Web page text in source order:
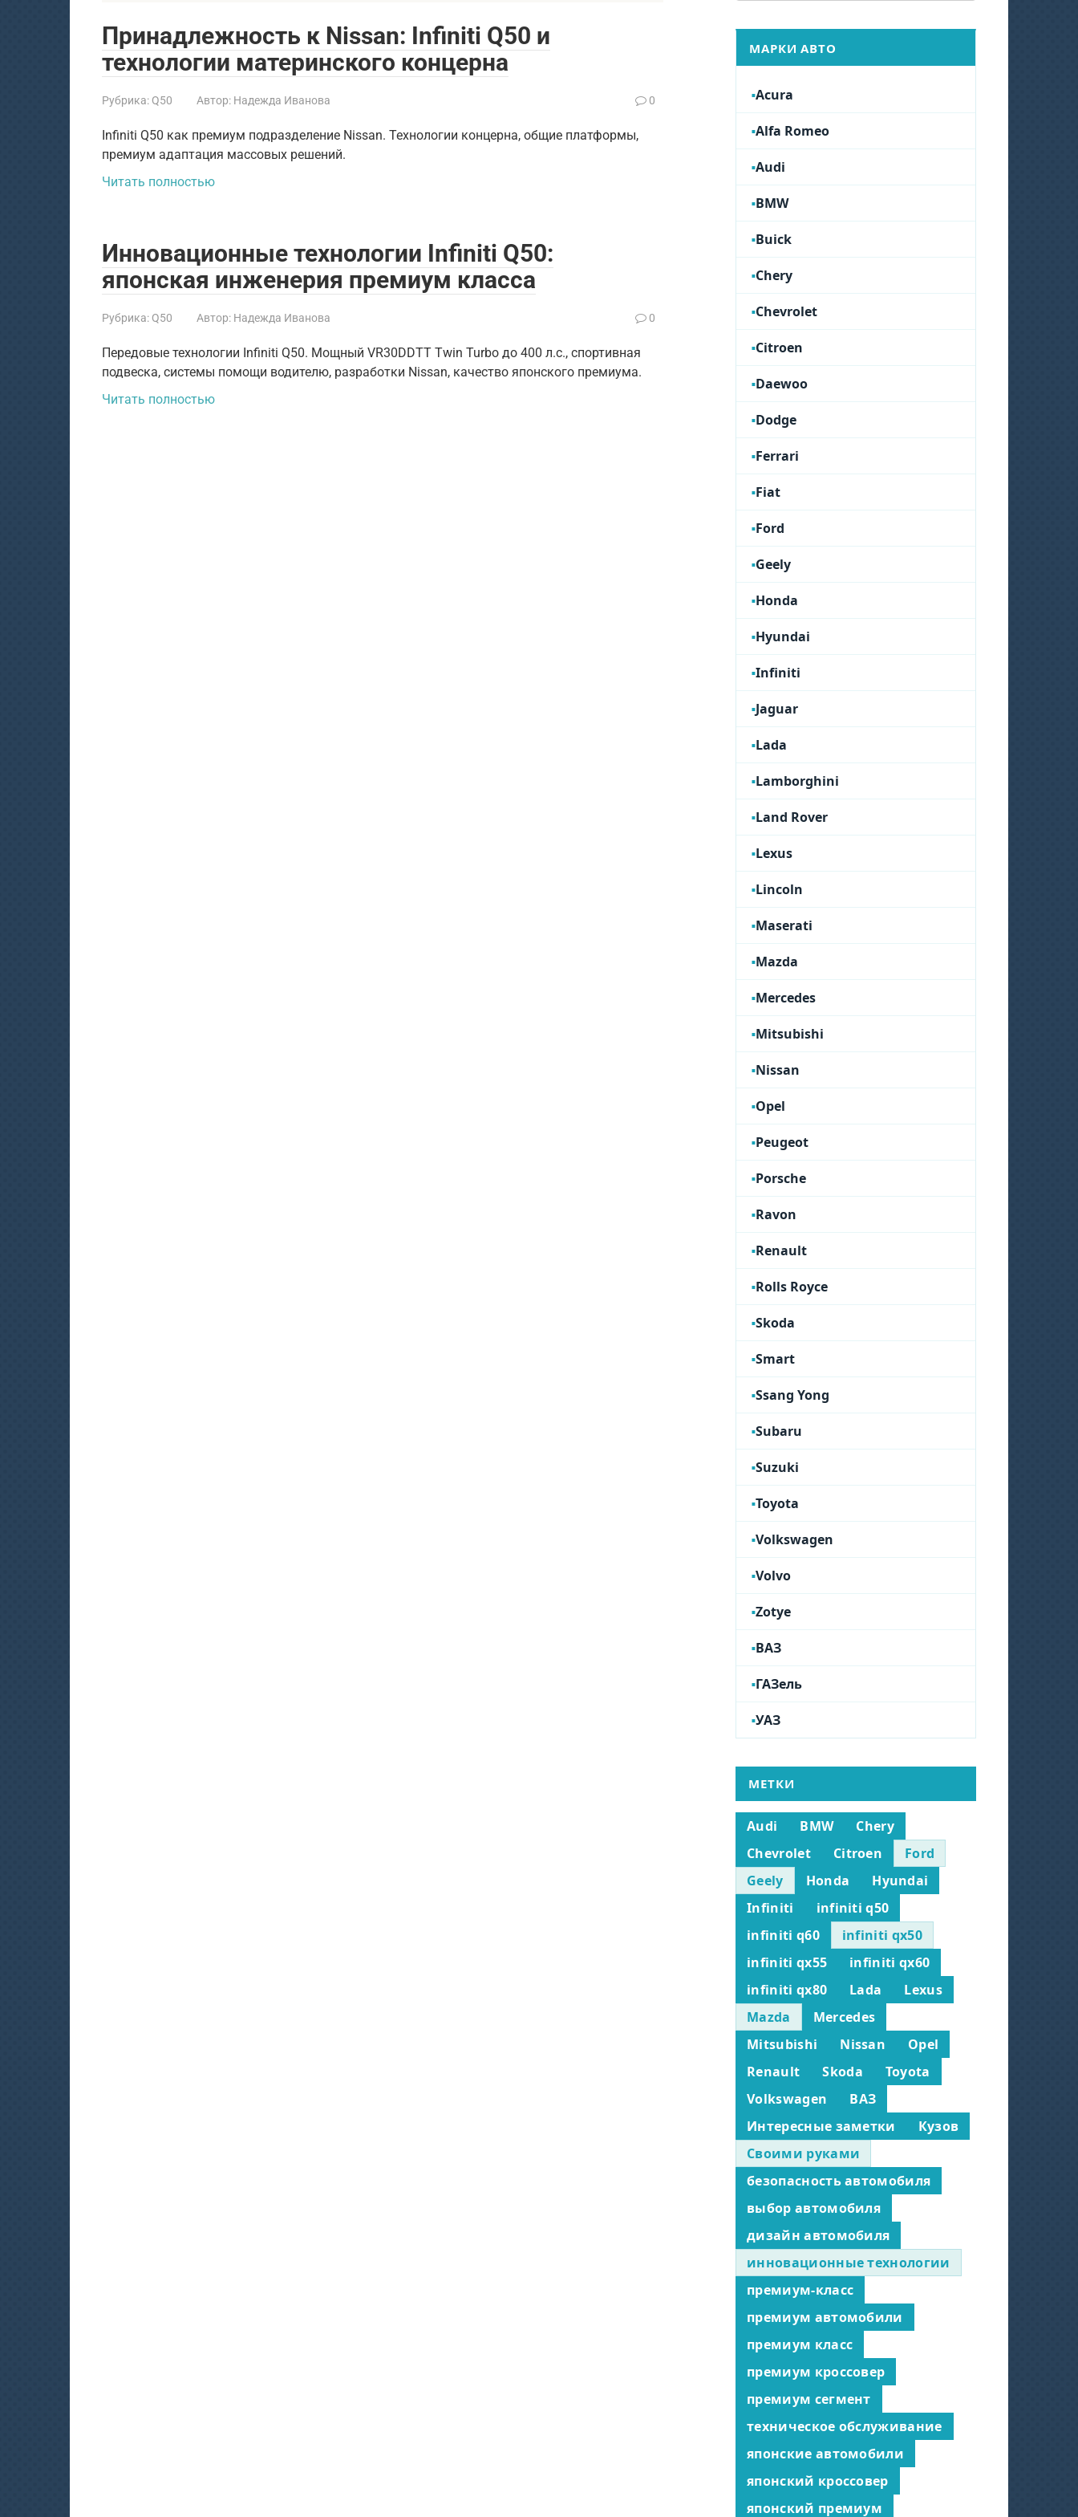
Принадлежность к Nissan: Infiniti Q50 и
технологии материнского концерна
Рубрика:Q50 Автор: Надежда Иванова 0
Infiniti Q50 как премиум подразделение Nissan. Технологии концерна, общие платформы,
премиум адаптация массовых решений.
Читать полностью
Инновационные технологии Infiniti Q50:
японская инженерия премиум класса
Рубрика:Q50 Автор: Надежда Иванова 0
Передовые технологии Infiniti Q50. Мощный VR30DDTT Twin Turbo до 400 л.с., спортивная
подвеска, системы помощи водителю, разработки Nissan, качество японского премиума.
Читать полностью
МАРКИ АВТО
Acura
Alfa Romeo
Audi
BMW
Buick
Chery
Chevrolet
Citroen
Daewoo
Dodge
Ferrari
Fiat
Ford
Geely
Honda
Hyundai
Infiniti
Jaguar
Lada
Lamborghini
Land Rover
Lexus
Lincoln
Maserati
Mazda
Mercedes
Mitsubishi
Nissan
Opel
Peugeot
Porsche
Ravon
Renault
Rolls Royce
Skoda
Smart
Ssang Yong
Subaru
Suzuki
Toyota
Volkswagen
Volvo
Zotye
ВАЗ
ГАЗель
УАЗ
МЕТКИ
Audi BMW
Chery
Chevrolet
Citroen
Ford
Geely
Honda
Hyundai
Infiniti
infiniti q50
infiniti q60
infiniti qx50
infiniti qx55
infiniti qx60
infiniti qx80
Lada
Lexus
Mazda
Mercedes
Mitsubishi
Nissan
Opel
Renault
Skoda
Toyota
Volkswagen
ВАЗ
Интересные заметки
Кузов
Своими руками
безопасность автомобиля
выбор автомобиля
дизайн автомобиля
инновационные технологии
премиум-класс
премиум автомобили
премиум класс
премиум кроссовер
премиум сегмент
техническое обслуживание
японские автомобили
японский кроссовер
японский премиум